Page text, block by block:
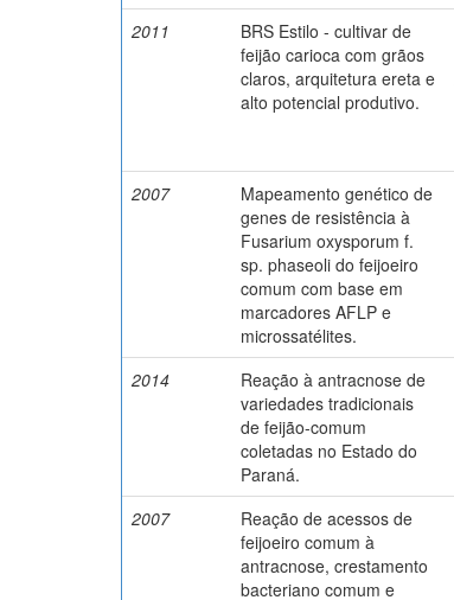
2011
BRS Estilo - cultivar de
feijão carioca com grãos
claros, arquitetura ereta e
alto potencial produtivo.
2007
Mapeamento genético de
genes de resistência à
Fusarium oxysporum f.
sp. phaseoli do feijoeiro
comum com base em
marcadores AFLP e
microssatélites.
2014
Reação à antracnose de
variedades tradicionais
de feijão-comum
coletadas no Estado do
Paraná.
2007
Reação de acessos de
feijoeiro comum à
antracnose, crestamento
bacteriano comum e